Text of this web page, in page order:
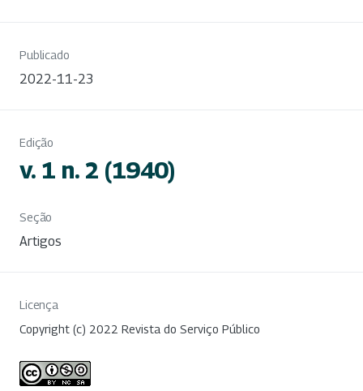
Publicado
2022-11-23
Edição
v. 1 n. 2 (1940)
Seção
Artigos
Licença
Copyright (c) 2022 Revista do Serviço Público